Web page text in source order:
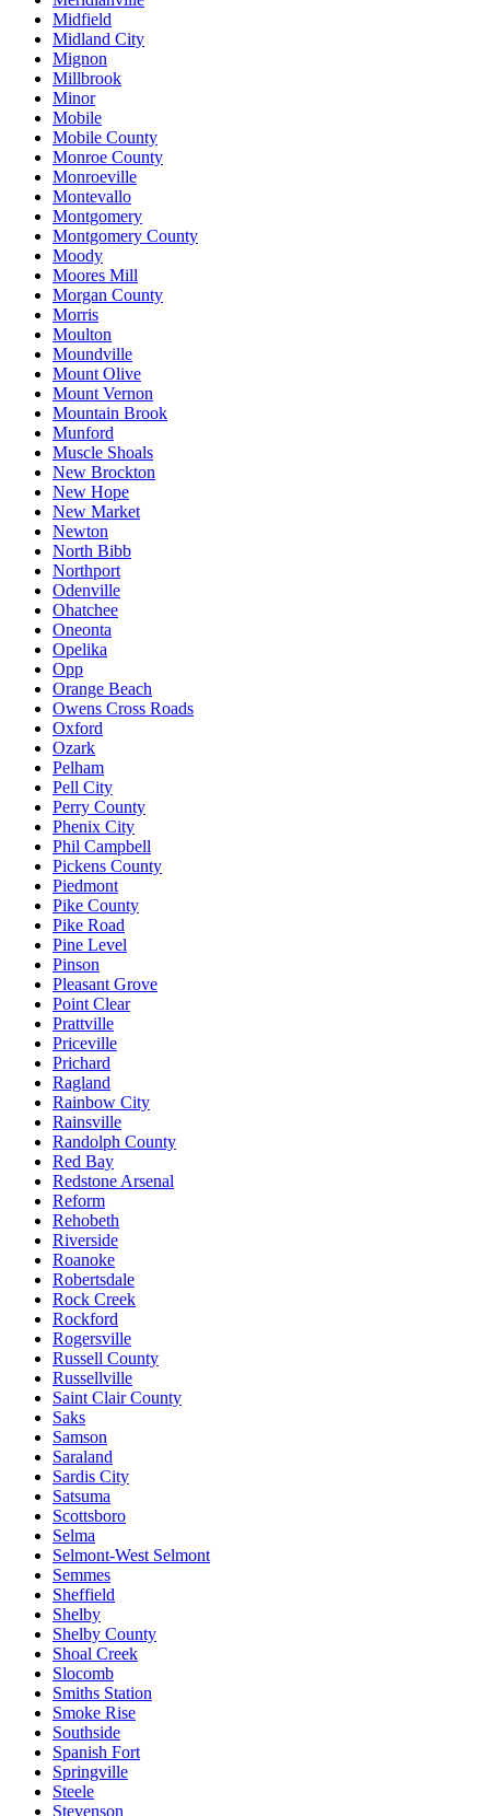
Midfield
Midland City
Mignon
Millbrook
Minor
Mobile
Mobile County
Monroe County
Monroeville
Montevallo
Montgomery
Montgomery County
Moody
Moores Mill
Morgan County
Morris
Moulton
Moundville
Mount Olive
Mount Vernon
Mountain Brook
Munford
Muscle Shoals
New Brockton
New Hope
New Market
Newton
North Bibb
Northport
Odenville
Ohatchee
Oneonta
Opelika
Opp
Orange Beach
Owens Cross Roads
Oxford
Ozark
Pelham
Pell City
Perry County
Phenix City
Phil Campbell
Pickens County
Piedmont
Pike County
Pike Road
Pine Level
Pinson
Pleasant Grove
Point Clear
Prattville
Priceville
Prichard
Ragland
Rainbow City
Rainsville
Randolph County
Red Bay
Redstone Arsenal
Reform
Rehobeth
Riverside
Roanoke
Robertsdale
Rock Creek
Rockford
Rogersville
Russell County
Russellville
Saint Clair County
Saks
Samson
Saraland
Sardis City
Satsuma
Scottsboro
Selma
Selmont-West Selmont
Semmes
Sheffield
Shelby
Shelby County
Shoal Creek
Slocomb
Smiths Station
Smoke Rise
Southside
Spanish Fort
Springville
Steele
Stevenson